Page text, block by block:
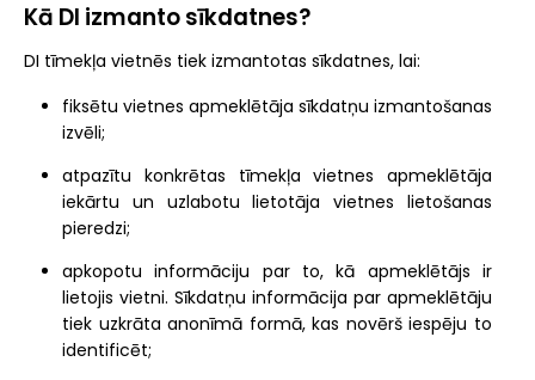
Kā DI izmanto sīkdatnes?
DI tīmekļa vietnēs tiek izmantotas sīkdatnes, lai:
fiksētu vietnes apmeklētāja sīkdatņu izmantošanas
izvēli;
atpazītu konkrētas tīmekļa vietnes apmeklētāja
iekārtu un uzlabotu lietotāja vietnes lietošanas
pieredzi;
apkopotu informāciju par to, kā apmeklētājs ir
lietojis vietni. Sīkdatņu informācija par apmeklētāju
tiek uzkrāta anonīmā formā, kas novērš iespēju to
identificēt;